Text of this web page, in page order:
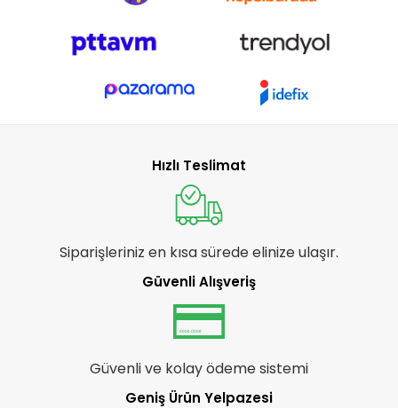
Hızlı Teslimat
Siparişleriniz en kısa sürede elinize ulaşır.
Güvenli Alışveriş
Güvenli ve kolay ödeme sistemi
Geniş Ürün Yelpazesi